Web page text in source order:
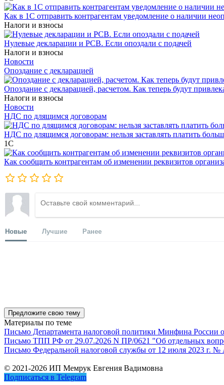
Как в 1С отправить контрагентам уведомление о наличии
Налоги и взносы
Нулевые декларации и РСВ. Если опоздали с подачей
Налоги и взносы
Новости
Опоздание с декларацией
Опоздание с декларацией, расчетом. Как теперь будут
Налоги и взносы
Новости
НДС по длящимся договорам
НДС по длящимся договорам: нельзя заставлять платить
1С
Как сообщить контрагентам об изменении реквизитов
Новые Лучшие Ранее
Предложите свою тему
Материалы по теме
Письмо Департамента налоговой политики Минфина России
Письмо ТПП РФ от 29.07.2026 N ПР/0621 "Об отдельных
Письмо Федеральной налоговой службы от 12 июля 2023 г.
© 2021-2026 ИП Мемрук Евгения Вадимовна
Подписаться в Telegram